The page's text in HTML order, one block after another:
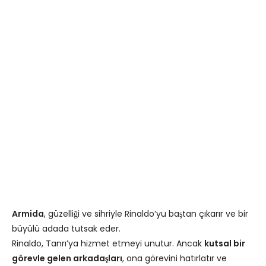
Armida, güzelliği ve sihriyle Rinaldo’yu baştan çıkarır ve bir
büyülü adada tutsak eder.
Rinaldo, Tanrı’ya hizmet etmeyi unutur. Ancak kutsal bir
görevle gelen arkadaşları, ona görevini hatırlatır ve